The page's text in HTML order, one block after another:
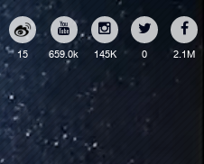
2.1M
0
145K
659.0k
15